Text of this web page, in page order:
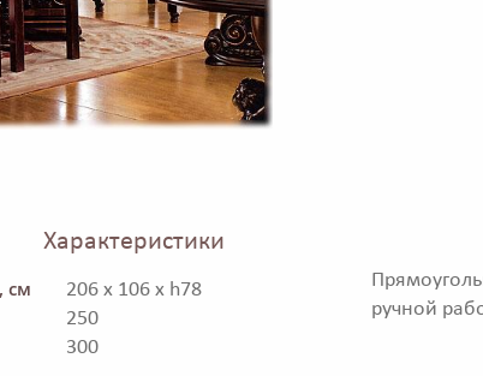
Характеристики
см
206 x 106 x h78
250
300
ручной